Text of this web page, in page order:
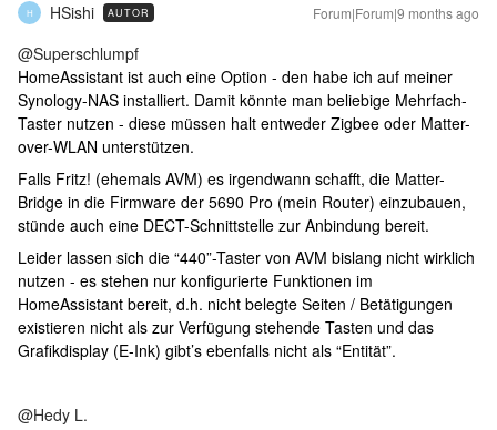
H HSishi AUTOR Forum|Forum|9 months ago
@Superschlumpf
HomeAssistant ist auch eine Option - den habe ich auf meiner
Synology-NAS installiert. Damit könnte man beliebige Mehrfach-
Taster nutzen - diese müssen halt entweder Zigbee oder Matter-
over-WLAN unterstützen.
Falls Fritz! (ehemals AVM) es irgendwann schafft, die Matter-
Bridge in die Firmware der 5690 Pro (mein Router) einzubauen,
stünde auch eine DECT-Schnittstelle zur Anbindung bereit.
Leider lassen sich die “440”-Taster von AVM bislang nicht wirklich
nutzen - es stehen nur konfigurierte Funktionen im
HomeAssistant bereit, d.h. nicht belegte Seiten / Betätigungen
existieren nicht als zur Verfügung stehende Tasten und das
Grafikdisplay (E-Ink) gibt’s ebenfalls nicht als “Entität”.
@Hedy L.